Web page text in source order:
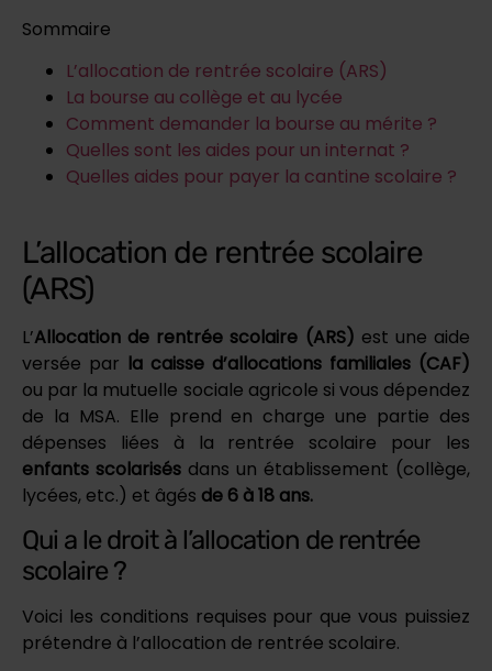
Sommaire
L’allocation de rentrée scolaire (ARS)
La bourse au collège et au lycée
Comment demander la bourse au mérite ?
Quelles sont les aides pour un internat ?
Quelles aides pour payer la cantine scolaire ?
L’allocation de rentrée scolaire
(ARS)
L’Allocation de rentrée scolaire (ARS) est une aide
versée par la caisse d’allocations familiales (CAF)
ou par la mutuelle sociale agricole si vous dépendez
de la MSA. Elle prend en charge une partie des
dépenses liées à la rentrée scolaire pour les
enfants scolarisés dans un établissement (collège,
lycées, etc.) et âgés de 6 à 18 ans.
Qui a le droit à l’allocation de rentrée
scolaire ?
Voici les conditions requises pour que vous puissiez
prétendre à l’allocation de rentrée scolaire.